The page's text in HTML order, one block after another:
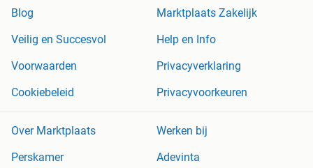
Blog
Marktplaats Zakelijk
Veilig en Succesvol
Help en Info
Voorwaarden
Privacyverklaring
Cookiebeleid
Privacyvoorkeuren
Over Marktplaats
Werken bij
Perskamer
Adevinta